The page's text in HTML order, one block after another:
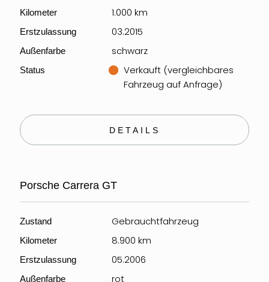
Kilometer 1.000 km
Erstzulassung 03.2015
Außenfarbe schwarz
Status
Verkauft (vergleichbares
Fahrzeug auf Anfrage)
DETAILS
Porsche Carrera GT
Zustand Gebrauchtfahrzeug
Kilometer 8.900 km
Erstzulassung 05.2006
Außenfarbe rot